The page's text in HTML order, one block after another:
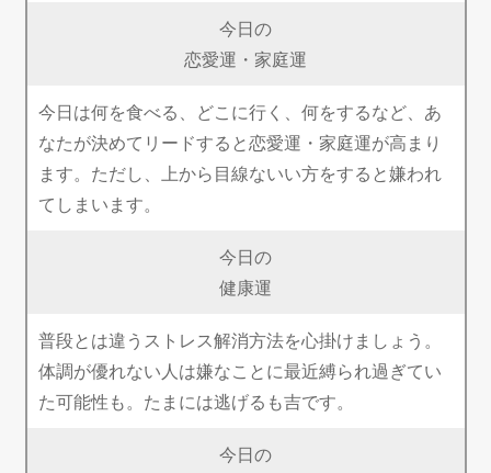
今日の
恋愛運・家庭運
今日は何を食べる、どこに行く、何をするなど、あ
なたが決めてリードすると恋愛運・家庭運が高まり
ます。ただし、上から目線ないい方をすると嫌われ
てしまいます。
今日の
健康運
普段とは違うストレス解消方法を心掛けましょう。
体調が優れない人は嫌なことに最近縛られ過ぎてい
た可能性も。たまには逃げるも吉です。
今日の